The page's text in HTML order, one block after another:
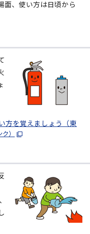
面、使い方は日頃から
方を覚えましょう（東
）